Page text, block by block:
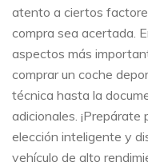
atento a ciertos
compra sea acertada.
aspectos más
comprar un coche
técnica hasta la
adicionales. ¡Prepárate
elección inteligente y
vehículo de alto